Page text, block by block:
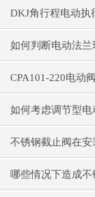
DKJ角行程电动执
如何判断电动法
正常？
CPA101-220电动
错代码解析：
如何考虑调节型
素
不锈钢截止阀在
哪些情况下造成